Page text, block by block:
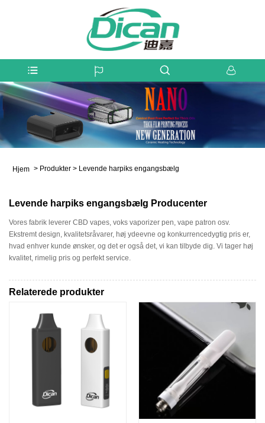
Hjem > Produkter > Levende harpiks engangsbælg
Levende harpiks engangsbælg Producenter
Vores fabrik leverer CBD vapes, voks vaporizer pen, vape patron osv.
Ekstremt design, kvalitetsråvarer, høj ydeevne og konkurrencedygtig pris er,
hvad enhver kunde ønsker, og det er også det, vi kan tilbyde dig. Vi tager høj
kvalitet, rimelig pris og perfekt service.
Relaterede produkter